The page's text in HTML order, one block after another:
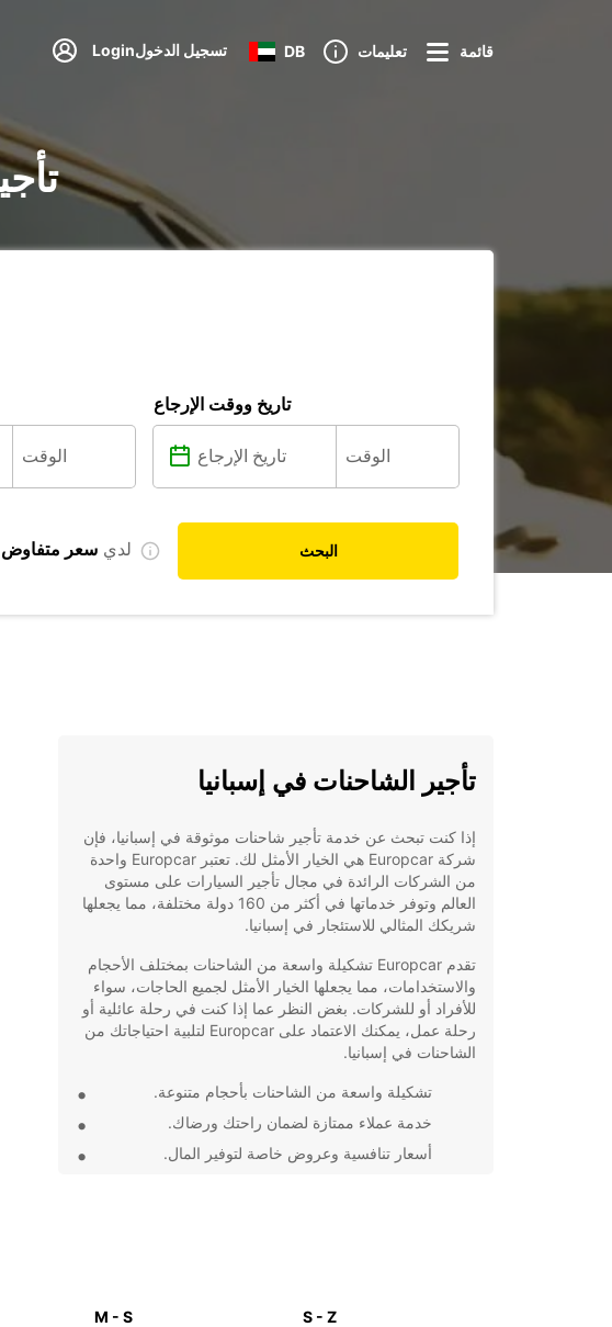
Loginتسجيل الدخول DB تعليمات قائمة
تاريخ ووقت الإرجاع
لدي سعر متفاوض البحث
تأجير الشاحنات في إسبانيا
إذا كنت تبحث عن خدمة تأجير شاحنات موثوقة في إسبانيا، فإن
شركة Europcar هي الخيار الأمثل لك. تعتبر Europcar واحدة
من الشركات الرائدة في مجال تأجير السيارات على مستوى
العالم وتوفر خدماتها في أكثر من 160 دولة مختلفة، مما يجعلها
شريكك المثالي للاستئجار في إسبانيا.
تقدم Europcar تشكيلة واسعة من الشاحنات بمختلف الأحجام
والاستخدامات، مما يجعلها الخيار الأمثل لجميع الحاجات، سواء
للأفراد أو للشركات. بغض النظر عما إذا كنت في رحلة عائلية أو
رحلة عمل، يمكنك الاعتماد على Europcar لتلبية احتياجاتك من
الشاحنات في إسبانيا.
تشكيلة واسعة من الشاحنات بأحجام متنوعة.
خدمة عملاء ممتازة لضمان راحتك ورضاك.
أسعار تنافسية وعروض خاصة لتوفير المال.
M - S
S - Z